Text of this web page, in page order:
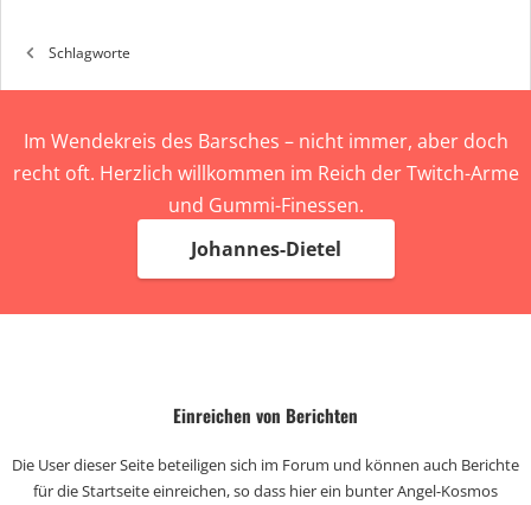
Schlagworte
Im Wendekreis des Barsches – nicht immer, aber doch
recht oft. Herzlich willkommen im Reich der Twitch-Arme
und Gummi-Finessen.
Johannes-Dietel
Einreichen von Berichten
Die User dieser Seite beteiligen sich im Forum und können auch Berichte
für die Startseite einreichen, so dass hier ein bunter Angel-Kosmos